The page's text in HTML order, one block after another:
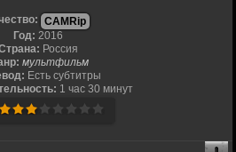
CAMRip
Год: 2016
Россия
мультфильм
Есть субтитры
1 час 30 минут